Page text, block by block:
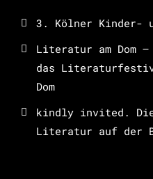
3. Kölner Kinder-
Literatur am Dom –
das
Dom
kindly invited.
Literatur auf der